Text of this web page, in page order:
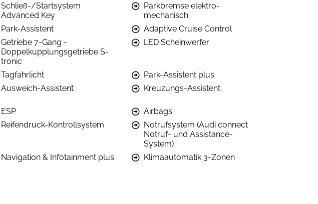
Schließ-/Startsystem
Advanced Key
Parkbremse elektro-
mechanisch
Park-Assistent
Adaptive Cruise Control
Getriebe 7-Gang -
Doppelkupplungsgetriebe S-
tronic
LED Scheinwerfer
Tagfahrlicht
Park-Assistent plus
Ausweich-Assistent Kreuzungs-Assistent
ESP
Airbags
Reifendruck-Kontrollsystem
Notrufsystem (Audi connect
Notruf- und Assistance-
System)
Navigation & Infotainment plus
Klimaautomatik 3-Zonen